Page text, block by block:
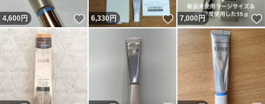
4,600円 いいね！
6,330円 いいね！
7,000円